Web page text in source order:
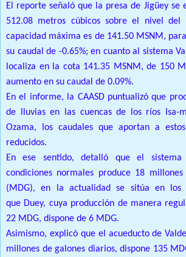
El reporte señaló que la presa de Jigüeyse
512.08 metros cúbicos sobre el nivel del
capacidad máxima es de 141.50 MSNM,
su caudal de -0.65%; en cuanto al sistema
localiza en la cota 141.35 MSNM, de 150
aumento en su caudal de 0.09%.
En el informe, la CAASD puntualizó que
de lluvias en las cuencas de los ríos Isa-
Ozama, los caudales que aportan a
reducidos.
En ese sentido, detalló que el sistema
condiciones normales produce 18
(MDG), en la actualidad se sitúa en los
que Duey, cuya producción de manera
22 MDG, dispone de 6 MDG.
Asimismo, explicó que el acueducto de
millones de galones diarios, dispone 135